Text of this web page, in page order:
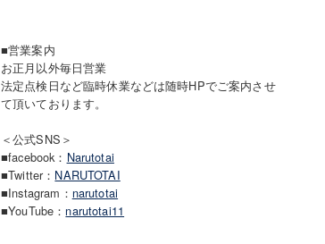
■営業案内
お正月以外毎日営業
法定点検日など臨時休業などは随時HPでご案内させ
て頂いております。
＜公式SNS＞
■facebook： Narutotai
■Twitter： NARUTOTAI
■Instagram： narutotai
■YouTube：narutotai11